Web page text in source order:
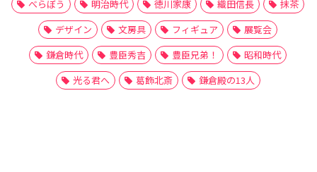
べらぼう
明治時代 徳川家康 織田信長
抹茶
デザイン
文房具 フィギュア
展覧会
鎌倉時代
豊臣秀吉 豊臣兄弟！
昭和時代
光る君へ
葛飾北斎 鎌倉殿の13人